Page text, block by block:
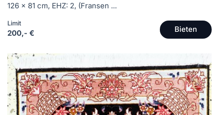
126 x 81 cm, EHZ: 2, (Fransen ...
Limit
200,- € Bieten